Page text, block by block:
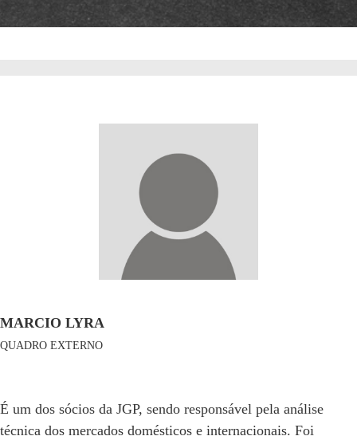
MARCIO LYRA
QUADRO EXTERNO
É um dos sócios da JGP, sendo responsável pela análise
técnica dos mercados domésticos e internacionais. Foi